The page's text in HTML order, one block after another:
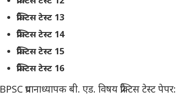
प्रैक्टिस टेस्ट 13
प्रैक्टिस टेस्ट 14
प्रैक्टिस टेस्ट 15
प्रैक्टिस टेस्ट 16
BPSC प्रधानाध्यापक बी. एड. विषय प्रैक्टिस टेस्ट पेपर: